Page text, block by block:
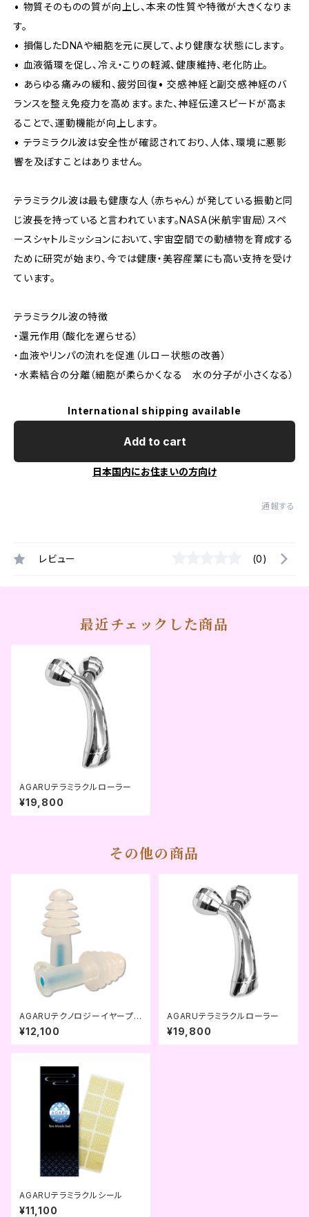
• 物質そのものの質が向上し、本来の性質や特徴が大きくなりま
す。
• 損傷したDNAや細胞を元に戻して、より健康な状態にします。
• 血液循環を促し、冷え・こりの軽減、健康維持、老化防止。
• あらゆる痛みの緩和、疲労回復• 交感神経と副交感神経のバ
ランスを整え免疫力を高めます。また、神経伝達スピードが高ま
ることで、運動機能が向上します。
• テラミラクル波は安全性が確認されており、人体、環境に悪影
響を及ぼすことはありません。
テラミラクル波は最も健康な人（赤ちゃん）が発している振動と同
じ波長を持っていると言われています。NASA(米航宇宙局）スペ
ースシャトルミッションにおいて、宇宙空間での動植物を育成する
ために研究が始まり、今では健康・美容産業にも高い支持を受け
ています。
テラミラクル波の特徴
・還元作用（酸化を遅らせる）
・血液やリンパの流れを促進（ルロー状態の改善）
・水素結合の分離（細胞が柔らかくなる 水の分子が小さくなる）
International shipping available
Add to cart
日本国内にお住まいの方向け
通報する
レビュー (0)
最近チェックした商品
AGARUテラミラクルローラー
¥19,800
その他の商品
AGARUテクノロジーイヤープラ
グ
¥12,100
AGARUテラミラクルローラー
¥19,800
AGARUテラミラクルシール
¥11,100